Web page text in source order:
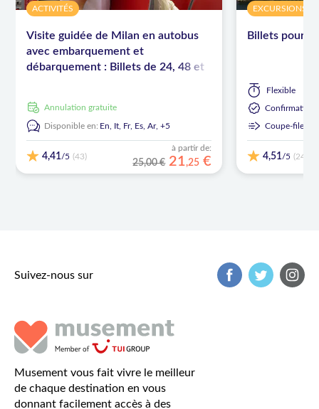
ACTIVITÉS
Visite guidée de Milan en autobus
avec embarquement et
débarquement : Billets de 24, 48 et
Annulation gratuite
Disponible en: En, It, Fr, Es,Ar,+5
4,41/5 (43)
à partir de:
25,00 € 21,25 €
EXCURSIONS À
Billets pour
Flexible
Confirmation
Coupe-file
4,51/5 (243)
Suivez-nous sur
Musement vous fait vivre le meilleur
de chaque destination en vous
donnant facilement accès à des